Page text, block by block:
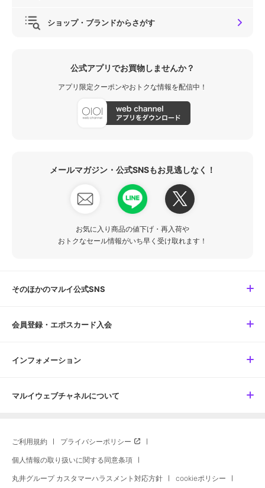
ショップ・ブランドからさがす
公式アプリでお買物しませんか？
アプリ限定クーポンやおトクな情報を配信中！
メールマガジン・公式SNSもお見逃しなく！
お気に入り商品の値下げ・再入荷や
おトクなセール情報がいち早く受け取れます！
そのほかのマルイ公式SNS
会員登録・エポスカード入会
インフォメーション
マルイウェブチャネルについて
ご利用規約 プライバシーポリシー
個人情報の取り扱いに関する同意条項
丸井グループ カスタマーハラスメント対応方針 cookieポリシー